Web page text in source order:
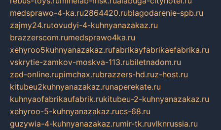
medsprawo-4-ka.ru2864420.rublagodarenie-spb.ru
zajmy24.rutovudyi-4-kuhnyanazakaz.ru
brazzerscom.rumedsprawo4ka.ru
xehyroo5kuhnyanazakaz.rufabrikayfabrikaefabrika.ru
vskrytie-zamkov-moskva-113.rubiletnadom.ru
zed-online.rupimchax.rubrazzers-hd.ruz-host.ru
kitubeu2kuhnyanazakaz.runaperekate.ru
kuhnyaofabrikaufabrik.rukitubeu-2-kuhnyanazakaz.ru
xehyroo-5-kuhnyanazakaz.rucs-68.ru
guzywia-4-kuhnyanazakaz.rumir-tk.ruvlknrussia.ru